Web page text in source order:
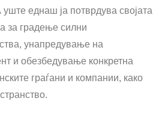
еднаш ја потврдува својата
за градење силни
унапредување на
и обезбедување конкретна
граѓани и компании, како